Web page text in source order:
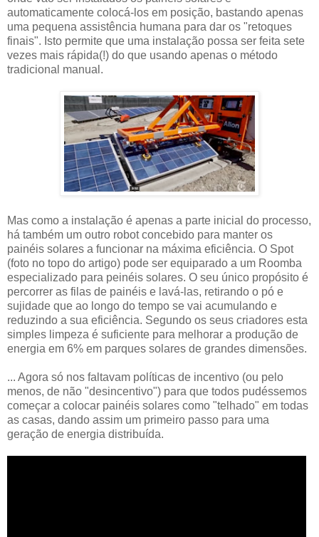
automaticamente colocá-los em posição, bastando apenas
uma pequena assistência humana para dar os "retoques
finais". Isto permite que uma instalação possa ser feita sete
vezes mais rápida(!) do que usando apenas o método
tradicional manual.
Mas como a instalação é apenas a parte inicial do processo,
há também um outro robot concebido para manter os
painéis solares a funcionar na máxima eficiência. O Spot
(foto no topo do artigo) pode ser equiparado a um Roomba
especializado para peinéis solares. O seu único propósito é
percorrer as filas de painéis e lavá-las, retirando o pó e
sujidade que ao longo do tempo se vai acumulando e
reduzindo a sua eficiência. Segundo os seus criadores esta
simples limpeza é suficiente para melhorar a produção de
energia em 6% em parques solares de grandes dimensões.
... Agora só nos faltavam políticas de incentivo (ou pelo
menos, de não "desincentivo") para que todos pudéssemos
começar a colocar painéis solares como "telhado" em todas
as casas, dando assim um primeiro passo para uma
geração de energia distribuída.